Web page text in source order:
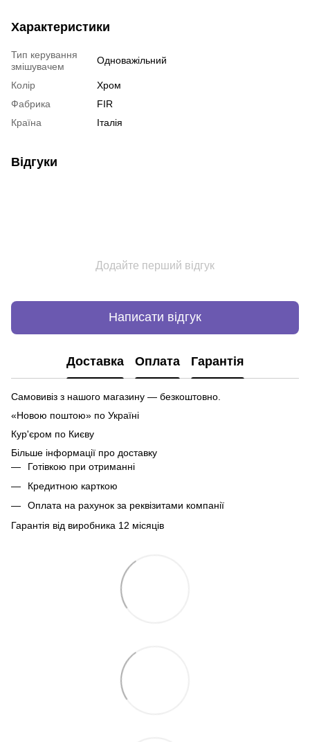
Характеристики
Тип керування
змішувачем
Одноважільний
Колір
Хром
Фабрика
FIR
Країна
Італія
Відгуки
Додайте перший відгук
Написати відгук
Доставка Оплата Гарантія
Самовивіз з нашого магазину — безкоштовно.
«Новою поштою» по Україні
Кур'єром по Києву
Більше інформації про доставку
Готівкою при отриманні
Кредитною карткою
Оплата на рахунок за реквізитами компанії
Гарантія від виробника 12 місяців